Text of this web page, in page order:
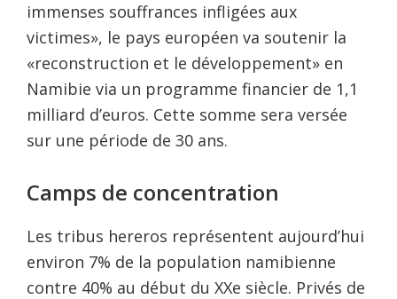
immenses souffrances infligées aux
victimes», le pays européen va soutenir la
«reconstruction et le développement» en
Namibie via un programme financier de 1,1
milliard d’euros. Cette somme sera versée
sur une période de 30 ans.
Camps de concentration
Les tribus hereros représentent aujourd’hui
environ 7% de la population namibienne
contre 40% au début du XXe siècle. Privés de